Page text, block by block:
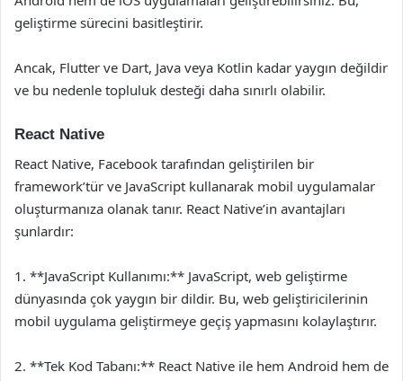
geliştirme sürecini basitleştirir.
Ancak, Flutter ve Dart, Java veya Kotlin kadar yaygın değildir
ve bu nedenle topluluk desteği daha sınırlı olabilir.
React Native
React Native, Facebook tarafından geliştirilen bir
framework’tür ve JavaScript kullanarak mobil uygulamalar
oluşturmanıza olanak tanır. React Native’in avantajları
şunlardır:
1. **JavaScript Kullanımı:** JavaScript, web geliştirme
dünyasında çok yaygın bir dildir. Bu, web geliştiricilerinin
mobil uygulama geliştirmeye geçiş yapmasını kolaylaştırır.
2. **Tek Kod Tabanı:** React Native ile hem Android hem de